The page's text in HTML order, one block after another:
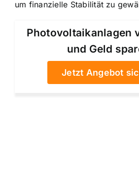
um finanzielle Stabilität zu
Photovoltaikanlagen
und Geld
Jetzt Angebot